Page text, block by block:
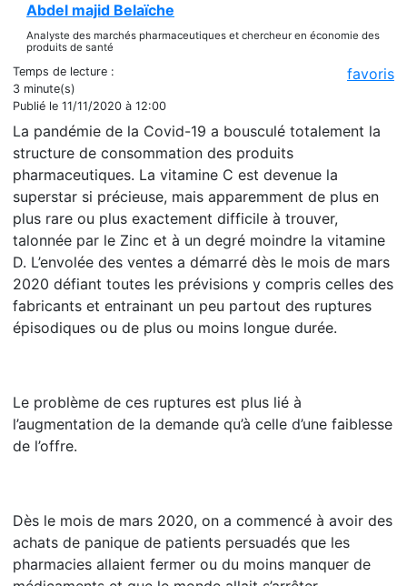
Abdel majid Belaïche
Analyste des marchés pharmaceutiques et chercheur en économie des
produits de santé
Temps de lecture :
3 minute(s)
Publié le 11/11/2020 à 12:00
favoris
La pandémie de la Covid-19 a bousculé totalement la
structure de consommation des produits
pharmaceutiques. La vitamine C est devenue la
superstar si précieuse, mais apparemment de plus en
plus rare ou plus exactement difficile à trouver,
talonnée par le Zinc et à un degré moindre la vitamine
D. L’envolée des ventes a démarré dès le mois de mars
2020 défiant toutes les prévisions y compris celles des
fabricants et entrainant un peu partout des ruptures
épisodiques ou de plus ou moins longue durée.
Le problème de ces ruptures est plus lié à
l’augmentation de la demande qu’à celle d’une faiblesse
de l’offre.
Dès le mois de mars 2020, on a commencé à avoir des
achats de panique de patients persuadés que les
pharmacies allaient fermer ou du moins manquer de